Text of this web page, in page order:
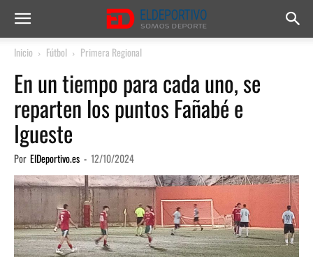
Inicio Fútbol Primera Regional
En un tiempo para cada uno, se
reparten los puntos Fañabé e
Igueste
Por ElDeportivo.es - 12/10/2024